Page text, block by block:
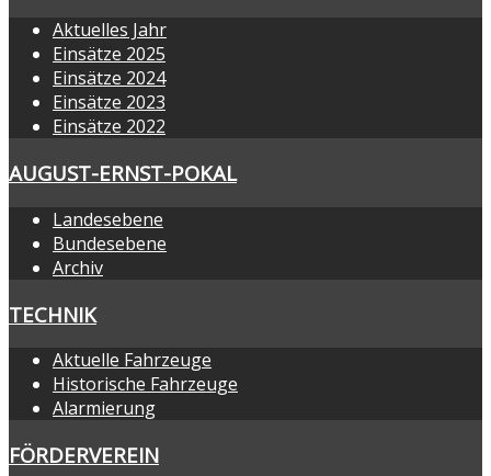
Aktuelles Jahr
Einsätze 2025
Einsätze 2024
Einsätze 2023
Einsätze 2022
AUGUST-ERNST-POKAL
Landesebene
Bundesebene
Archiv
TECHNIK
Aktuelle Fahrzeuge
Historische Fahrzeuge
Alarmierung
FÖRDERVEREIN